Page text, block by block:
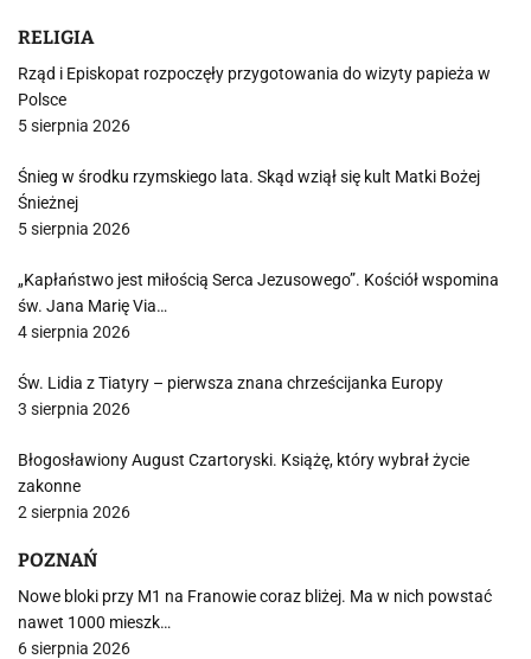
RELIGIA
Rząd i Episkopat rozpoczęły przygotowania do wizyty papieża w
Polsce
5 sierpnia 2026
Śnieg w środku rzymskiego lata. Skąd wziął się kult Matki Bożej
Śnieżnej
5 sierpnia 2026
„Kapłaństwo jest miłością Serca Jezusowego”. Kościół wspomina
św. Jana Marię Via…
4 sierpnia 2026
Św. Lidia z Tiatyry – pierwsza znana chrześcijanka Europy
3 sierpnia 2026
Błogosławiony August Czartoryski. Książę, który wybrał życie
zakonne
2 sierpnia 2026
POZNAŃ
Nowe bloki przy M1 na Franowie coraz bliżej. Ma w nich powstać
nawet 1000 mieszk…
6 sierpnia 2026